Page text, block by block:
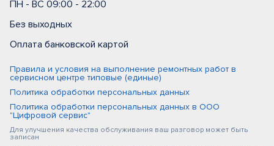
ПН - ВС 09:00 - 22:00
Без выходных
Оплата банковской картой
Правила и условия на выполнение ремонтных работ в
сервисном центре типовые (единые)
Политика обработки персональных данных
Политика обработки персональных данных в ООО
"Цифровой сервис"
Для улучшения качества обслуживания ваш разговор может быть
записан